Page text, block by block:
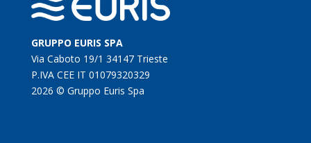
GRUPPO EURIS SPA
Via Caboto 19/1 34147 Trieste
P.IVA CEE IT 01079320329
2026 © Gruppo Euris Spa